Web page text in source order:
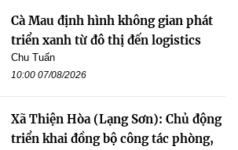
Cà Mau định hình không gian phát
triển xanh từ đô thị đến logistics
Chu Tuấn
10:00 07/08/2026
Xã Thiện Hòa (Lạng Sơn): Chủ động
triển khai đồng bộ công tác phòng,